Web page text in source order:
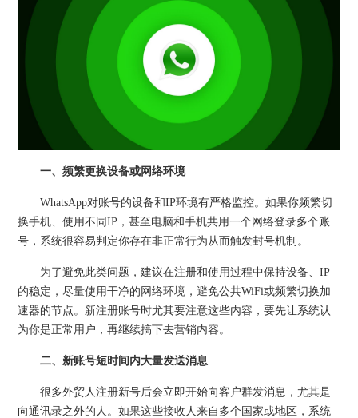
一、频繁更换设备或网络环境
WhatsApp对账号的设备和IP环境有严格监控。如果你频繁切
换手机、使用不同IP，甚至电脑和手机共用一个网络登录多个账
号，系统很容易判定你存在非正常行为从而触发封号机制。
为了避免此类问题，建议在注册和使用过程中保持设备、IP
的稳定，尽量使用干净的网络环境，避免公共WiFi或频繁切换加
速器的节点。新注册账号时尤其要注意这些内容，要先让系统认
为你是正常用户，再继续搞下去营销内容。
二、新账号短时间内大量发送消息
很多外贸人注册新号后会立即开始向客户群发消息，尤其是
向通讯录之外的人。如果这些接收人来自多个国家或地区，系统